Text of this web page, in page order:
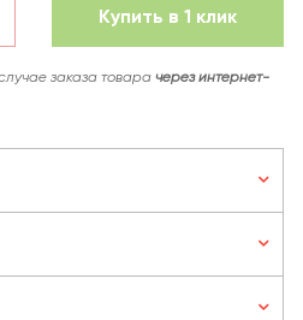
Купить в 1 клик
заказа товара через интернет-